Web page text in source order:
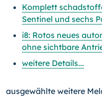
Komplett
Sentinel und sechs
i8: Rotos neues
ohne sichtbare
weitere Details...
ausgewählte weitere